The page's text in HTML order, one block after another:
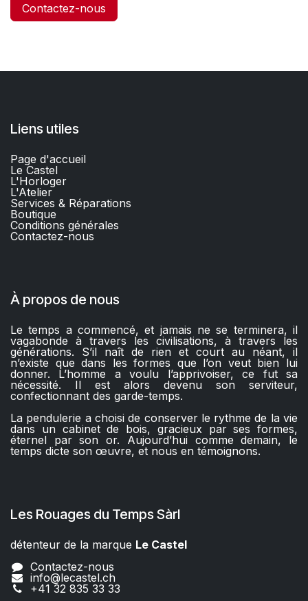
Contactez-nous
Liens utiles
Page d'accueil
Le Castel
L'Horloger
L'Atelier
Services & Réparations
Boutique
Conditions générales
Contactez-nous​
À propos de nous
Le temps a commencé, et jamais ne se terminera, il
vagabonde à travers les civilisations, à travers les
générations. S’il naît de rien et court au néant, il
n’existe que dans les formes que l’on veut bien lui
donner. L’homme a voulu l’apprivoiser, ce fut sa
nécessité. Il est alors devenu son serviteur,
confectionnant des garde-temps.
La pendulerie a choisi de conserver le rythme de la vie
dans un cabinet de bois, gracieux par ses formes,
éternel par son or. Aujourd’hui comme demain, le
temps dicte son œuvre, et nous en témoignons.
Les Rouages du Temps Sàrl
détenteur de la marque Le Castel​​
Contactez-nous
info@lecastel.ch
+41 32 835 33 33